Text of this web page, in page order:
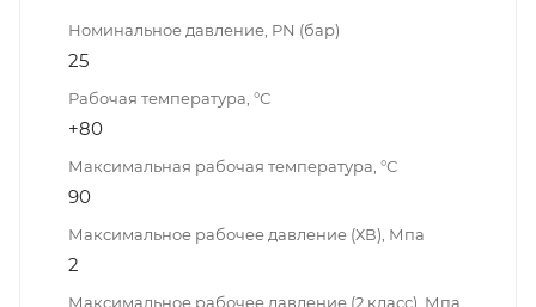
Номинальное давление, PN (бар)
25
Рабочая температура, °С
+80
Максимальная рабочая температура, °С
90
Максимальное рабочее давление (ХВ), Мпа
2
Максимальное рабочее давление (2 класс), Мпа